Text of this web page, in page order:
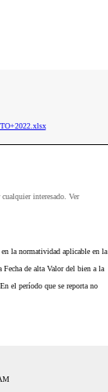
interesado. Ver
la normatividad aplicable en la
de alta Valor del bien a la
el período que se reporta no